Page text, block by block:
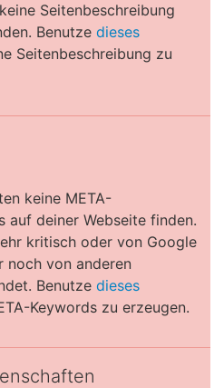
Seitenbeschreibung
Benutze dieses
Seitenbeschreibung zu
keine META-
auf deiner Webseite finden.
kritisch oder von Google
noch von anderen
Benutze dieses
Keywords zu erzeugen.